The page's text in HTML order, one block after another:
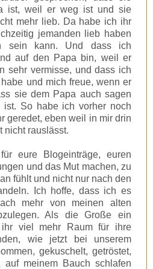
ist, weil er weg ist und sie
mehr lieb. Da habe ich ihr
jemanden lieb haben
sein kann. Und dass ich
auf den Papa bin, weil er
sehr vermisse, und dass ich
und mich freue, wenn er
sie dem Papa auch sagen
ist. So habe ich vorher noch
geredet, eben weil in mir drin
nicht rauslässt.
eure Blogeinträge, euren
und das Mut machen, zu
fühlt und nicht nur nach den
Ich hoffe, dass ich es
mehr von meinen alten
Als die Große ein
viel mehr Raum für ihre
wie jetzt bei unserem
gekuschelt, getröstet,
auf meinem Bauch schlafen